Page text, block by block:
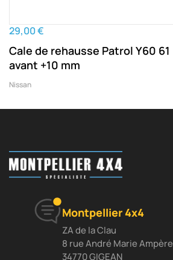
29,00 €
Cale de rehausse Patrol Y60 61
avant +10 mm
Nissan
Montpellier 4x4
ZA de la Clau
8 rue André Marie Ampère
34770 GIGEAN